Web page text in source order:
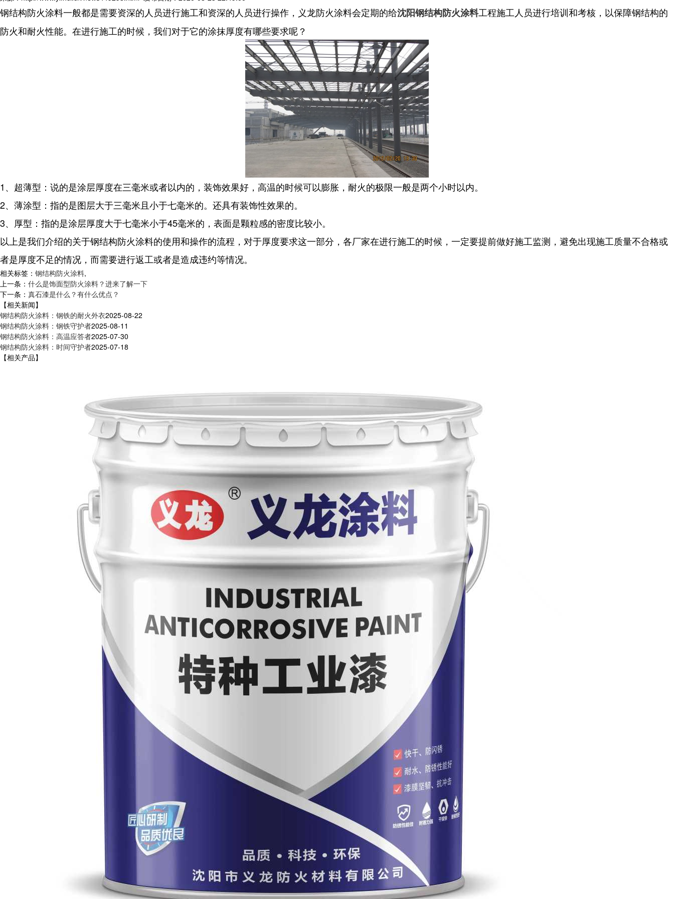
钢结构防火涂料一般都是需要资深的人员进行施工和资深的人员进行操作，义龙防火涂料会定期的给沈阳钢结构防火涂料工程施工人员进行培训和考核，以保障钢结构的
防火和耐火性能。在进行施工的时候，我们对于它的涂抹厚度有哪些要求呢？
1、超薄型：说的是涂层厚度在三毫米或者以内的，装饰效果好，高温的时候可以膨胀，耐火的极限一般是两个小时以内。
2、薄涂型：指的是图层大于三毫米且小于七毫米的。还具有装饰性效果的。
3、厚型：指的是涂层厚度大于七毫米小于45毫米的，表面是颗粒感的密度比较小。
以上是我们介绍的关于钢结构防火涂料的使用和操作的流程，对于厚度要求这一部分，各厂家在进行施工的时候，一定要提前做好施工监测，避免出现施工质量不合格或
者是厚度不足的情况，而需要进行返工或者是造成违约等情况。
相关标签： 钢结构防火涂料,
上一条： 什么是饰面型防火涂料？进来了解一下
下一条： 真石漆是什么？有什么优点？
【相关新闻】
钢结构防火涂料：钢铁的耐火外衣2025-08-22
钢结构防火涂料：钢铁守护者2025-08-11
钢结构防火涂料：高温应答者2025-07-30
钢结构防火涂料：时间守护者2025-07-18
【相关产品】